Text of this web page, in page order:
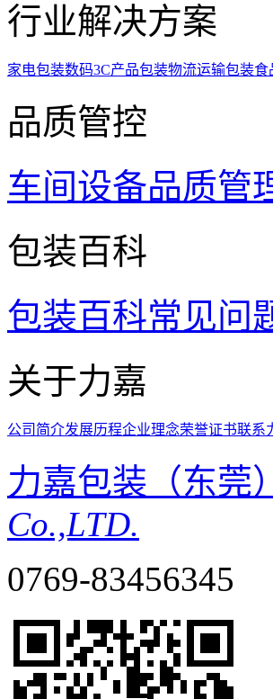
行业解决方案
家电包装数码3C产品包装物流运输包装食
品质管控
车间设备品质管
包装百科
包装百科常见问
关于力嘉
公司简介发展历程企业理念荣誉证书联系
力嘉包装（东莞
Co.,LTD.
0769-83456345